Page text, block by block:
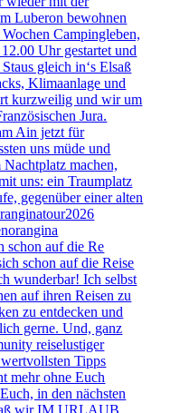
schon auf die Re